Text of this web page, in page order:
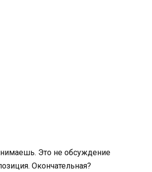
Это не обсуждение
Окончательная?